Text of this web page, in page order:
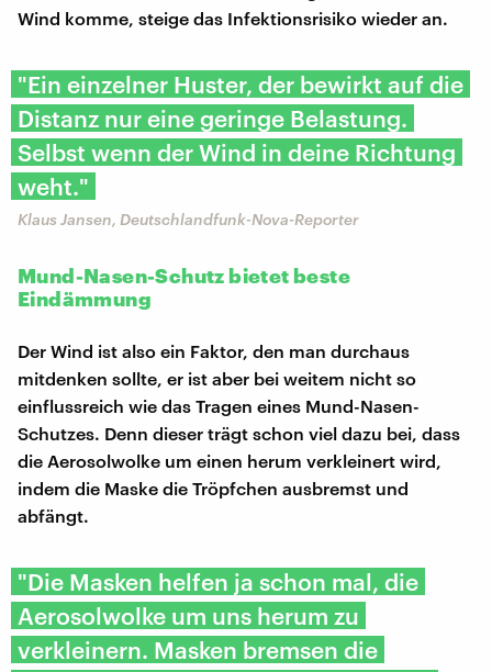
Wind komme, steige das Infektionsrisiko wieder an.
"Ein einzelner Huster, der bewirkt auf die
Distanz nur eine geringe Belastung.
Selbst wenn der Wind in deine Richtung
weht."
Klaus Jansen, Deutschlandfunk-Nova-Reporter
Mund-Nasen-Schutz bietet beste
Eindämmung
Der Wind ist also ein Faktor, den man durchaus
mitdenken sollte, er ist aber bei weitem nicht so
einflussreich wie das Tragen eines Mund-Nasen-
Schutzes. Denn dieser trägt schon viel dazu bei, dass
die Aerosolwolke um einen herum verkleinert wird,
indem die Maske die Tröpfchen ausbremst und
abfängt.
"Die Masken helfen ja schon mal, die
Aerosolwolke um uns herum zu
verkleinern. Masken bremsen die